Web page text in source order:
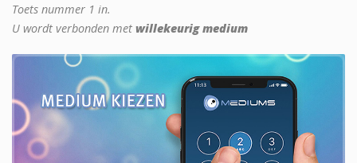
Toets nummer 1 in.
U wordt verbonden met willekeurig medium